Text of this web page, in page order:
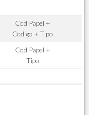
Cod Papel +
Codigo + Tipo
Cod Papel +
Tipo